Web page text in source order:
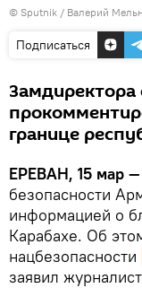
© Sputnik / Валерий
Подписаться
границе
ЕРЕВАН, 15 мар
безопасности
информацией о
Карабахе. Об
нацбезопасности
заявил